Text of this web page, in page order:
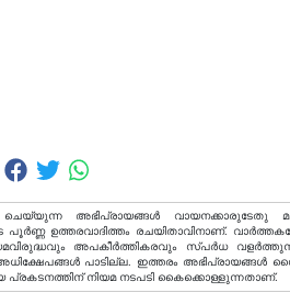
ചെയ്യുന്ന അഭിപ്രായങ്ങള്‍ വായനക്കാരുടേതു
പൂർണ്ണ ഉത്തരവാദിത്തം രചയിതാവിനാണ്.
അപകീര്‍ത്തികരവും സ്പര്‍ധ
പാടില്ല. ഇത്തരം അഭിപ്രായങ്ങള്‍
പ്രകടനത്തിന് നിയമ നടപടി കൈക്കൊള്ളുന്നതാണ്.